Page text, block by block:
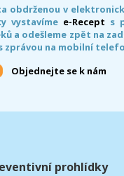
obdrženou v
vystavíme e-Recept s
a odešleme zpět na
zprávou na mobilní
Objednejte se k nám
prohlídky